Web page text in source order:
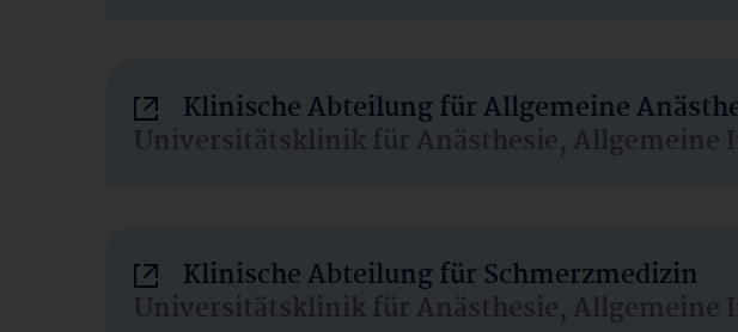
Klinische Abteilung für Allgemeine
Universitätsklinik für Anästhesie, Allgemeine
Klinische Abteilung für Schmerzmedizin
Universitätsklinik für Anästhesie, Allgemeine